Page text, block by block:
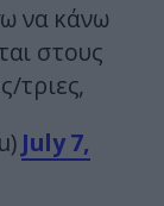
να κάνω
στους
τριες,
July 7,